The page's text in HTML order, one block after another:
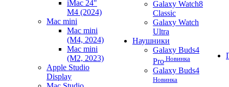
iMac 24"
M4 (2024)
Mac mini
Mac mini
(M4, 2024)
Mac mini
(M2, 2023)
Apple Studio
Display
Galaxy Watch8
Classic
Galaxy Watch
Ultra
Наушники
Galaxy Buds4
Pro Новинка
Galaxy Buds4
Новинка